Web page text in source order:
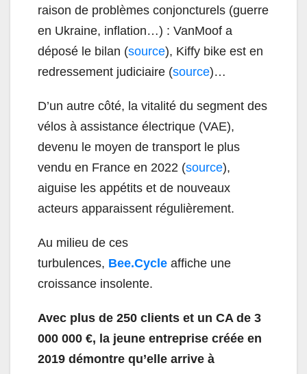
raison de problèmes conjoncturels (guerre
en Ukraine, inflation…) : VanMoof a
déposé le bilan (source), Kiffy bike est en
redressement judiciaire (source)…
D’un autre côté, la vitalité du segment des
vélos à assistance électrique (VAE),
devenu le moyen de transport le plus
vendu en France en 2022 (source),
aiguise les appétits et de nouveaux
acteurs apparaissent régulièrement.
Au milieu de ces
turbulences, Bee.Cycle affiche une
croissance insolente.
Avec plus de 250 clients et un CA de 3
000 000 €, la jeune entreprise créée en
2019 démontre qu’elle arrive à